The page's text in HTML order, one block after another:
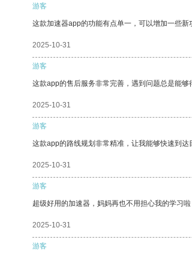
游客
这款加速器app的功能有点单一，可以增加一些新
2025-10-31
游客
这款app的售后服务非常完善，遇到问题总是能够
2025-10-31
游客
这款app的路线规划非常精准，让我能够快速到达
2025-10-31
游客
超级好用的加速器，妈妈再也不用担心我的学习啦
2025-10-31
游客